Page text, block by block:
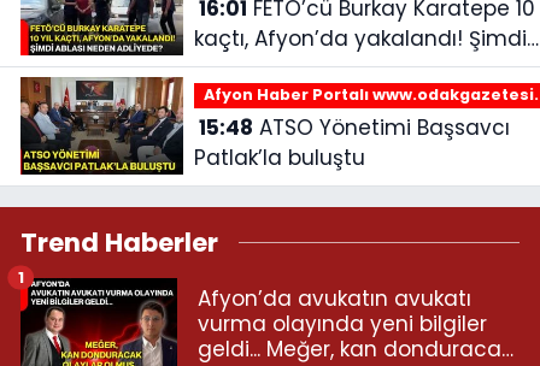
16:01
kaçtı, Afyon’da yakalandı! Şimdi
ablası neden adliyede?
Afyon Haber Portalı
15:48
Patlak’la buluştu
Trend Haberler
Afyon’da avukatın avukatı
vurma olayında yeni bilgiler
geldi... Meğer, kan donduracak
1